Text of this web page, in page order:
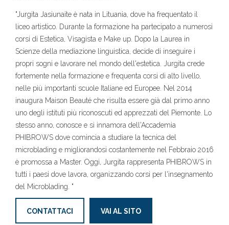
"Jurgita Jasiunaite è nata in Lituania, dove ha frequentato il
liceo artistico. Durante la formazione ha partecipato a numerosi
corsi di Estetica, Visagista e Make up. Dopo la Laurea in
Scienze della mediazione linguistica, decide di inseguire i
propri sogni e lavorare nel mondo dell'estetica. Jurgita crede
fortemente nella formazione e frequenta corsi di alto livello,
nelle più importanti scuole Italiane ed Europee. Nel 2014
inaugura Maison Beauté che risulta essere già dal primo anno
uno degli istituti più riconoscuti ed apprezzati del Piemonte. Lo
stesso anno, conosce e si innamora dell'Accademia
PHIBROWS dove comincia a studiare la tecnica del
microblading e migliorandosi costantemente nel Febbraio 2016
è promossa a Master. Oggi, Jurgita rappresenta PHIBROWS in
tutti i paesi dove lavora, organizzando corsi per l'insegnamento
del Microblading. "
CONTATTACI VAI AL SITO